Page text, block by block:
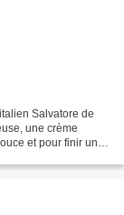
Salvatore de
une crème
et pour finir une